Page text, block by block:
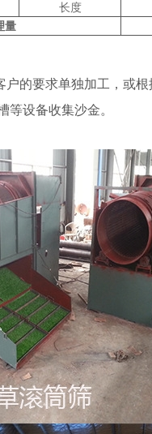
长度
量
户的要求单独加工，或
等设备收集沙金。